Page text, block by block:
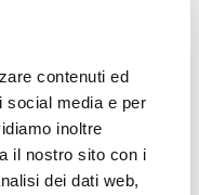
contenuti ed
social media e per
inoltre
il nostro sito con i
dei dati web,
18 3.10
19 3.10